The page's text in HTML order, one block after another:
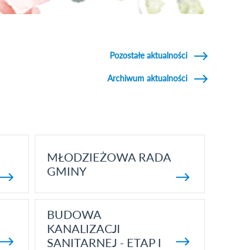
Pozostałe aktualności
Archiwum aktualności
MŁODZIEŻOWA RADA
GMINY
BUDOWA
KANALIZACJI
SANITARNEJ - ETAP I